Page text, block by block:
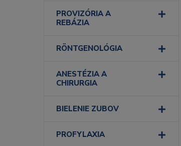
PROVIZÓRIA A
REBÁZIA
RÖNTGENOLÓGIA
ANESTÉZIA A
CHIRURGIA
BIELENIE ZUBOV
PROFYLAXIA